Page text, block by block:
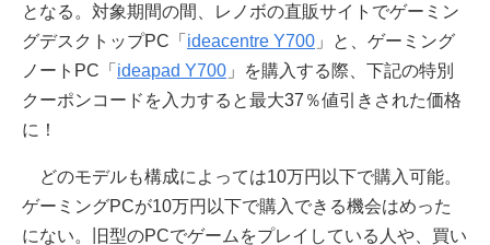
となる。対象期間の間、レノボの直販サイトでゲーミン
グデスクトップPC「 ideacentre Y700 」と、ゲーミング
ノートPC「 ideapad Y700 」を購入する際、下記の特別
クーポンコードを入力すると最大37％値引きされた価格
に！
どのモデルも構成によっては10万円以下で購入可能。
ゲーミングPCが10万円以下で購入できる機会はめった
にない。旧型のPCでゲームをプレイしている人や、買い